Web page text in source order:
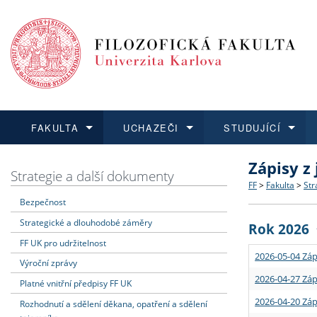
FAKULTA
Dozvědět se více
Struktura
Strategie
Podpora
UCHAZEČI
Podat přihlášku
Co
Učitelské
STUDUJÍCÍ
Dozvědět se více
Rigorózní
Dozvědět se více
O vědě a
Granty a
Dozvědět se více
Aktuální
Strategie a další dokumenty
Bezpečnost
Strategické a dlouhodobé záměry
FF UK pro udržitelnost
Výroční zprávy
Platné vnitřní předpisy FF UK
Rozhodnutí a sdělení děkana, opatření a sdělení
Zápisy
FF > Fakulta >
Rok 2026
2026-05-04
2026-04-27
2026-04-20